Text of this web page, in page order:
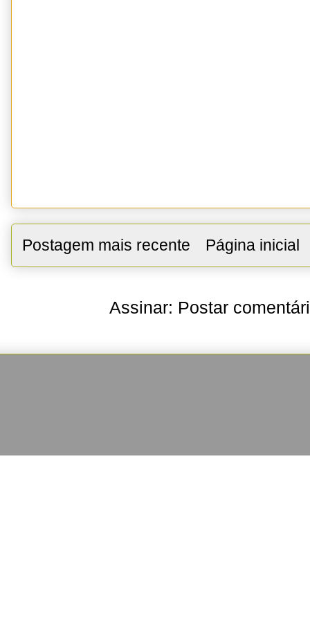
Postagem mais recente Página inicial
Assinar: Postar